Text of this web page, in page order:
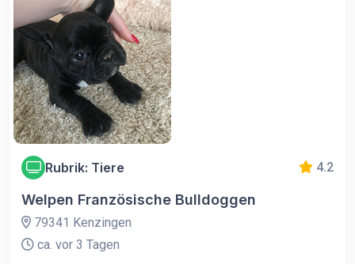
Rubrik: Tiere 4.2
Welpen Französische Bulldoggen
79341 Kenzingen
ca. vor 3 Tagen